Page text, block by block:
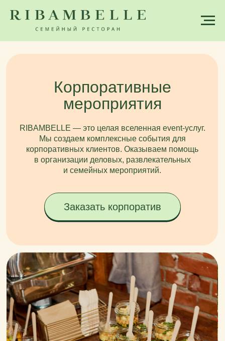
мероприятия
RIBAMBELLE — это целая вселенная event-услуг.
Мы создаем комплексные события для
в организации деловых, развлекательных
и семейных мероприятий.
Заказать корпоратив